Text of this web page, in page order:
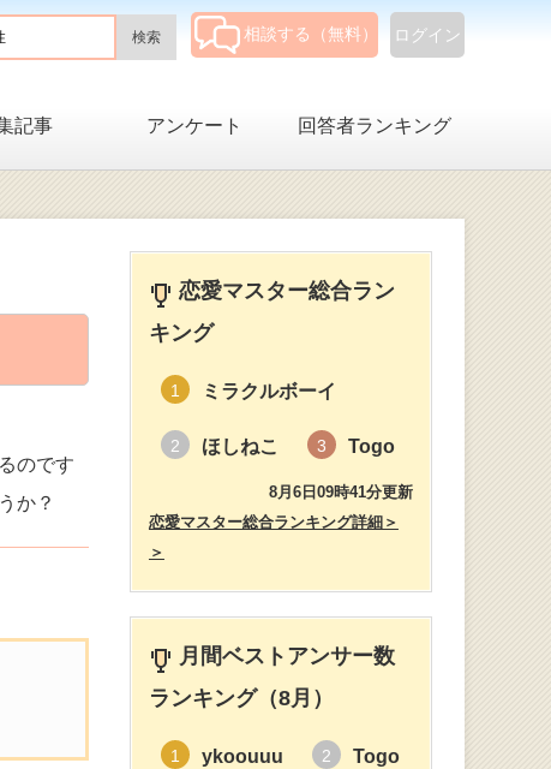
ログイン
相談する（無料）
記事 アンケート 回答者ランキング
のです
か？
恋愛マスター総合ラン
キング
1 ミラクルボーイ
2 ほしねこ 3 Togo
8月6日09時41分更新
恋愛マスター総合ランキング詳細＞
＞
月間ベストアンサー数
ランキング（8月）
1 ykoouuu 2 Togo